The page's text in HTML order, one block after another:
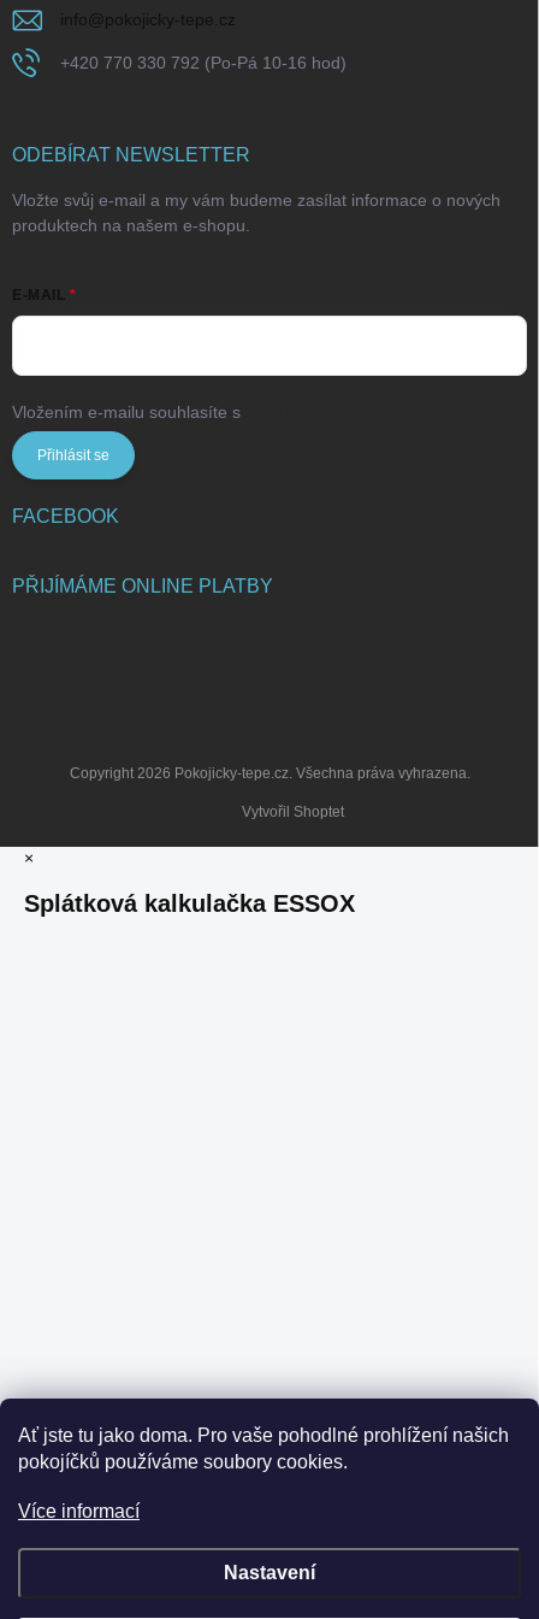
Ať jste tu jako doma. Pro vaše pohodlné prohlížení našich
pokojíčků používáme soubory cookies.
Více informací
Nastavení
info@pokojicky-tepe.cz
+420 770 330 792 (Po-Pá 10-16 hod)
ODEBÍRAT NEWSLETTER
Vložte svůj e-mail a my vám budeme zasílat informace o nových
produktech na našem e-shopu.
E-MAIL
Vložením e-mailu souhlasíte s
Přihlásit se
FACEBOOK
PŘIJÍMÁME ONLINE PLATBY
Vytvořil Shoptet
Copyright 2026 Pokojicky-tepe.cz. Všechna práva vyhrazena.
×
Splátková kalkulačka ESSOX